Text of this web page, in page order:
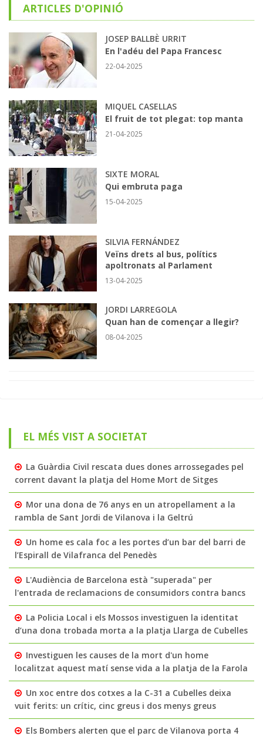
ARTICLES D'OPINIÓ
JOSEP BALLBÈ URRIT
En l'adéu del Papa Francesc
22-04-2025
MIQUEL CASELLAS
El fruit de tot plegat: top manta
21-04-2025
SIXTE MORAL
Qui embruta paga
15-04-2025
SILVIA FERNÁNDEZ
Veïns drets al bus, polítics
apoltronats al Parlament
13-04-2025
JORDI LARREGOLA
Quan han de començar a llegir?
08-04-2025
EL MÉS VIST A SOCIETAT
La Guàrdia Civil rescata dues dones arrossegades pel
corrent davant la platja del Home Mort de Sitges
Mor una dona de 76 anys en un atropellament a la
rambla de Sant Jordi de Vilanova i la Geltrú
Un home es cala foc a les portes d’un bar del barri de
l’Espirall de Vilafranca del Penedès
L'Audiència de Barcelona està "superada" per
l'entrada de reclamacions de consumidors contra bancs
La Policia Local i els Mossos investiguen la identitat
d’una dona trobada morta a la platja Llarga de Cubelles
Investiguen les causes de la mort d'un home
localitzat aquest matí sense vida a la platja de la Farola
Un xoc entre dos cotxes a la C-31 a Cubelles deixa
vuit ferits: un crític, cinc greus i dos menys greus
Els Bombers alerten que el parc de Vilanova porta 4